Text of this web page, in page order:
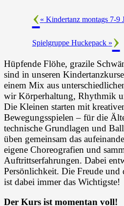
« Kindertanz montags 7-9
Spielgruppe Huckepack »
Hüpfende Flöhe, grazile
sind in unseren
einem Mix aus
wir Körperhaltung, Rhythmik
Die Kleinen starten mit
Bewegungsspielen – für die
technische Grundlagen und
üben gemeinsam das
eigene Choreografien und
Auftrittserfahrungen. Dabei
Persönlichkeit. Die Freude und
ist dabei immer das Wichtigste!
Der Kurs ist momentan voll!